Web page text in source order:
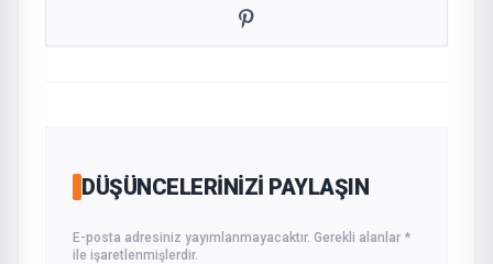
DÜŞÜNCELERINIZI PAYLAŞIN
E-posta adresiniz yayımlanmayacaktır. Gerekli alanlar *
ile işaretlenmişlerdir.